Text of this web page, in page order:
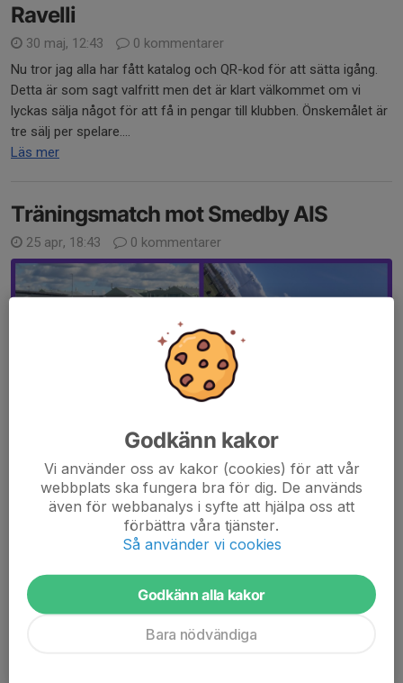
Ravelli
30 maj, 12:43
0 kommentarer
Nu tror jag alla har fått katalog och QR-kod för att sätta igång.
Detta är som sagt valfritt men det är klart välkommet om vi
lyckas sälja något för att få in pengar till klubben. Önskemålet är
tre sälj per spelare....
Läs mer
Träningsmatch mot Smedby AIS
25 apr, 18:43 0 kommentarer
Godkänn kakor
Vi använder oss av kakor (cookies) för att vår
webbplats ska fungera bra för dig. De används
även för webbanalys i syfte att hjälpa oss att
förbättra våra tjänster.
Så använder vi cookies
Godkänn alla kakor
Bara nödvändiga